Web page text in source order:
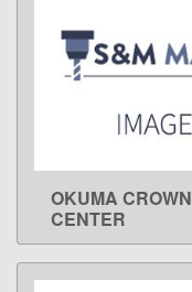
OKUMA
CENTER